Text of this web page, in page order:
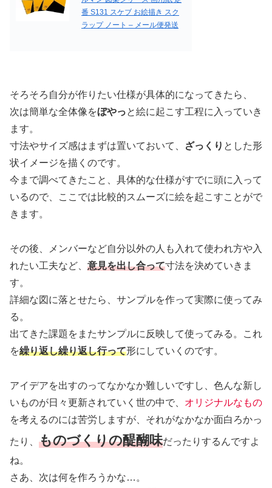
番 S131 スケブ お絵描き スク
ラップ ノート – メール便発送
そろそろ自分が作りたい仕様が具体的になってきたら、
次は簡単な全体像をぼやっと絵に起こす工程に入っていき
ます。
寸法やサイズ感はまずは置いておいて、
ざっくり とした形
状イメージを描くのです。
今まで調べてきたこと、具体的な仕様がすでに頭に入って
いるので、ここでは比較的スムーズに絵を起こすことがで
きます。
その後、メンバーなど自分以外の人も入れて使われ方や入
れたい工夫など、 意見を出し合って寸法を決めていきま
す。
詳細な図に落とせたら、サンプルを作って実際に使ってみ
る。
出てきた課題をまたサンプルに反映して使ってみる。これ
を繰り返し繰り返し行って形にしていくのです。
アイデアを出すのってなかなか難しいですし、色んな新し
いものが日々更新されていく世の中で、 オリジナルなもの
を考えるのには苦労しますが、それがなかなか面白ろかっ
たり、 ものづくりの醍醐味だったりするんですよ
ね。
さあ、次は何を作ろうかな…。